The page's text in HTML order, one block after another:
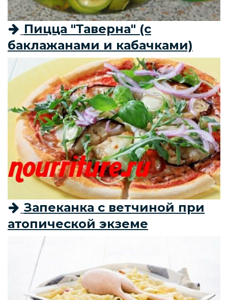
Пицца "Таверна" (с
баклажанами и кабачками)
Запеканка с ветчиной при
атопической экземе